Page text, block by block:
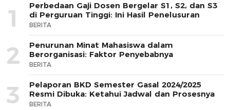
1
Perbedaan Gaji Dosen Bergelar S1, S2, dan S3
di Perguruan Tinggi: Ini Hasil Penelusuran
BERITA
2
Penurunan Minat Mahasiswa dalam
Berorganisasi: Faktor Penyebabnya
BERITA
3
Pelaporan BKD Semester Gasal 2024/2025
Resmi Dibuka: Ketahui Jadwal dan Prosesnya
BERITA